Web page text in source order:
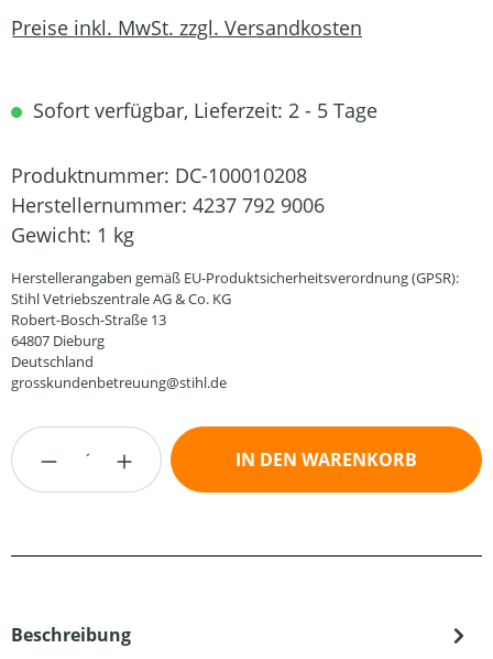
Preise inkl. MwSt. zzgl. Versandkosten
Sofort verfügbar, Lieferzeit: 2 - 5 Tage
Produktnummer: DC-100010208
Herstellernummer: 4237 792 9006
Gewicht: 1 kg
Herstellerangaben gemäß EU-Produktsicherheitsverordnung (GPSR):
Stihl Vetriebszentrale AG & Co. KG
Robert-Bosch-Straße 13
64807 Dieburg
Deutschland
grosskundenbetreuung@stihl.de
Produkt Anzahl: Gib den gewünschten
IN DEN WARENKORB
Beschreibung